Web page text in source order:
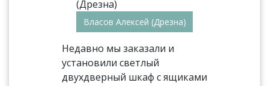
Власов Алексей (Дрезна)
Недавно мы заказали и
установили светлый
двухдверный шкаф с ящиками